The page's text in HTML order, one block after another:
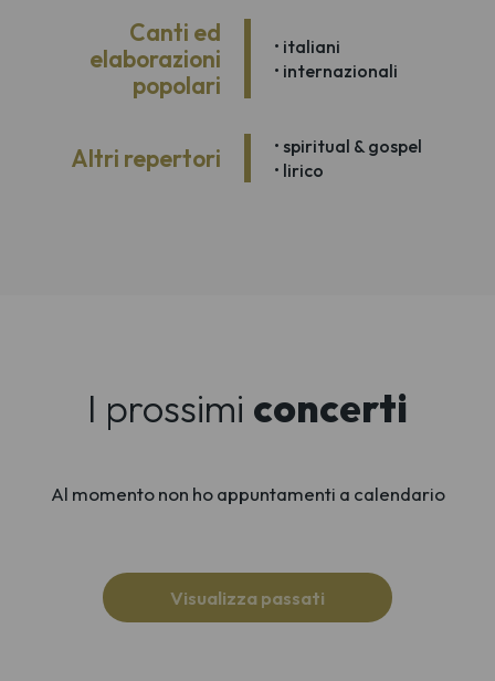
Canti ed
elaborazioni
popolari
• italiani
• internazionali
Altri repertori
• spiritual & gospel
• lirico
I prossimi concerti
Al momento non ho appuntamenti a calendario
Visualizza passati